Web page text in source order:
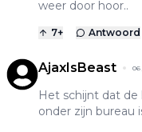
weer door hoor..
7+ Antwoord
AjaxIsBeast 06
Het schijnt dat
onder zijn bureau